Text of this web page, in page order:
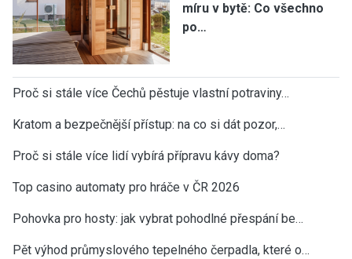
míru v bytě: Co všechno
po…
Proč si stále více Čechů pěstuje vlastní potraviny…
Kratom a bezpečnější přístup: na co si dát pozor,…
Proč si stále více lidí vybírá přípravu kávy doma?
Top casino automaty pro hráče v ČR 2026
Pohovka pro hosty: jak vybrat pohodlné přespání be…
Pět výhod průmyslového tepelného čerpadla, které o…